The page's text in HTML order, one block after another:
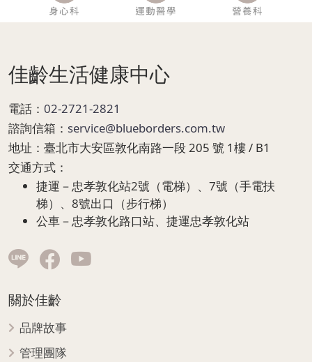
佳齡生活健康中心
電話： 02-2721-2821
諮詢信箱： service@blueborders.com.tw
地址： 臺北市大安區敦化南路一段 205 號 1樓 / B1
交通方式：
捷運－忠孝敦化站2號（電梯）、7號（手電扶
梯）、8號出口（步行梯）
公車－忠孝敦化路口站、捷運忠孝敦化站
關於佳齡
品牌故事
管理團隊